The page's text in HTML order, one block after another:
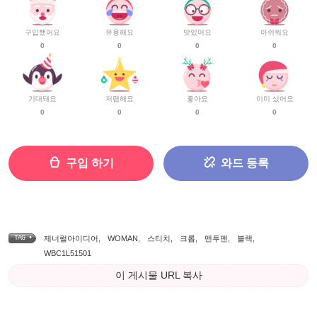
구입했어요
0
기대돼요
0
유용해요
0
저렴해요
0
맛있어요
0
좋아요
0
아쉬워요
0
이미 샀어요
0
구입 하기 와드 등록
TAG • 제너럴아이디어 WOMAN 스티치 크롭 맨투맨 블랙
WBC1L51501
이 게시물 URL 복사